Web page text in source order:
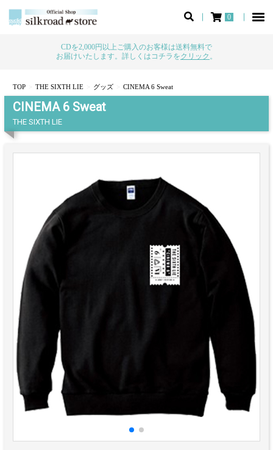
0
CDを2,000円以上ご購入のお客様は送料無料で
お届けいたします。詳しくはコチラをクリック 。
TOP THE SIXTH LIE グッズ CINEMA 6 Sweat
CINEMA 6 Sweat
THE SIXTH LIE